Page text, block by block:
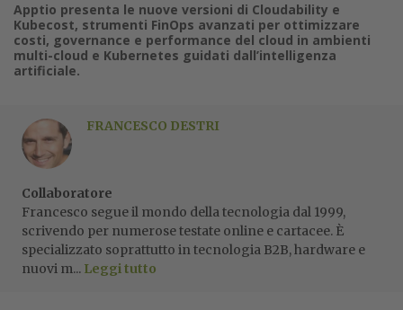
Apptio presenta le nuove versioni di Cloudability e
Kubecost, strumenti FinOps avanzati per ottimizzare
costi, governance e performance del cloud in ambienti
multi-cloud e Kubernetes guidati dall’intelligenza
artificiale.
FRANCESCO DESTRI
Collaboratore
Francesco segue il mondo della tecnologia dal 1999,
scrivendo per numerose testate online e cartacee. È
specializzato soprattutto in tecnologia B2B, hardware e
nuovi m... Leggi tutto